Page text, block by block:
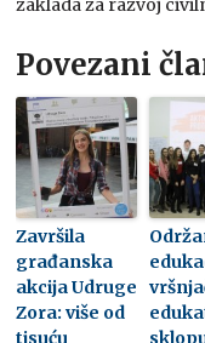
zaklada za razvoj
Povezani
Završila
građanska
akcija Udruge
Zora: više od
tisuću